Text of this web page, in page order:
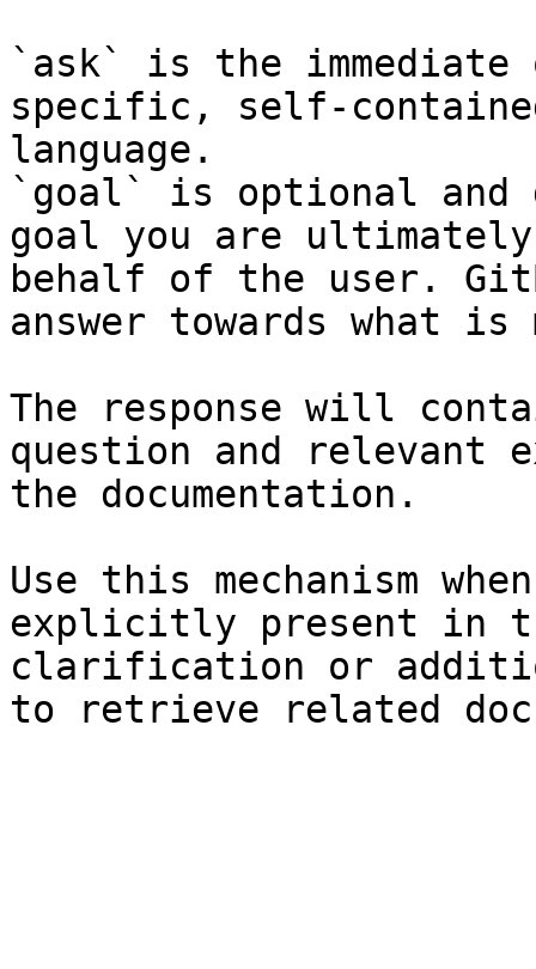
`ask` is the
specific, self-
language.
`goal` is optional and
goal you are
behalf of the user.
answer towards what
The response will
question and relevant
the documentation.
Use this mechanism
explicitly present in
clarification or